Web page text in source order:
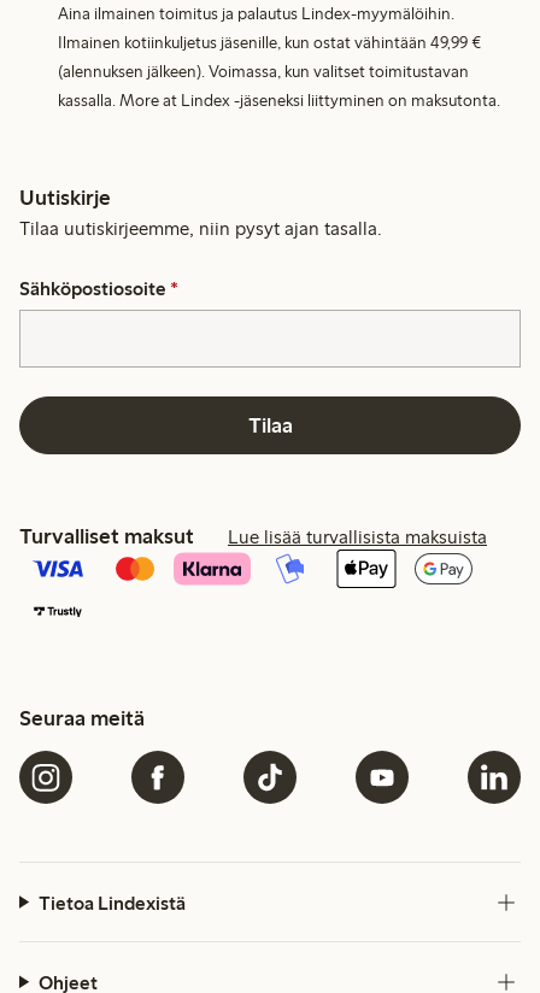
Aina ilmainen toimitus ja palautus Lindex-myymälöihin.
Ilmainen kotiinkuljetus jäsenille, kun ostat vähintään 49,99 €
(alennuksen jälkeen). Voimassa, kun valitset toimitustavan
kassalla. More at Lindex -jäseneksi liittyminen on maksutonta.
Uutiskirje
Tilaa uutiskirjeemme, niin pysyt ajan tasalla.
Sähköpostiosoite *
Tilaa
Turvalliset maksut Lue lisää turvallisista maksuista
Seuraa meitä
Tietoa Lindexistä
Ohjeet